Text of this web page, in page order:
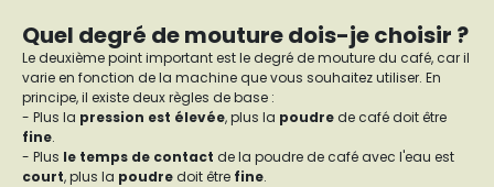
Quel degré de mouture dois-je choisir ?
Le deuxième point important est le degré de mouture du café, car il
varie en fonction de la machine que vous souhaitez utiliser. En
principe, il existe deux règles de base :
- Plus la pression est élevée, plus la poudre de café doit être
fine.
- Plus le temps de contact de la poudre de café avec l'eau est
court, plus la poudre doit être fine.